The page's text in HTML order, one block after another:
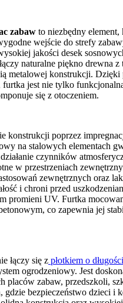
zabaw to niezbędny
wejście do strefy
jakości desek
naturalne piękno drewna z
metalowej konstrukcji. Dzięki
jest nie tylko
się z otoczeniem.
konstrukcji poprzez
na stalowych elementach
czynników
w przestrzeniach
zewnętrznych oraz
i chroni przed
promieni UV. Furtka
co zapewnia jej
łączy się z płotkiem o
ogrodzeniowy. Jest
placów zabaw, przedszkoli,
gdzie bezpieczeństwo dzieci i